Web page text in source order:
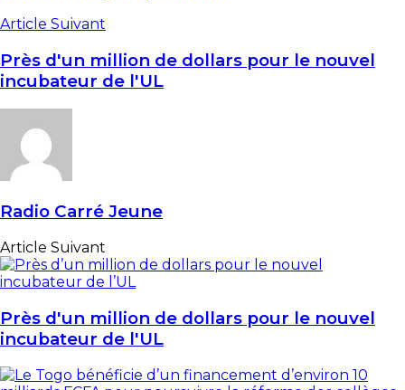
Article Suivant
Près d'un million de dollars pour le nouvel
incubateur de l'UL
Radio Carré Jeune
Article Suivant
Près d'un million de dollars pour le nouvel
incubateur de l'UL